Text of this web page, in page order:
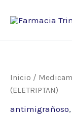
Inicio /
(ELETRIPTAN)
antimigrañoso,